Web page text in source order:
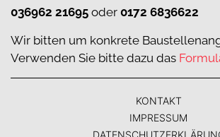
036962 21695 oder 0172 6836622
Wir bitten um konkrete
Verwenden Sie bitte dazu das
KONTAKT
IMPRESSUM